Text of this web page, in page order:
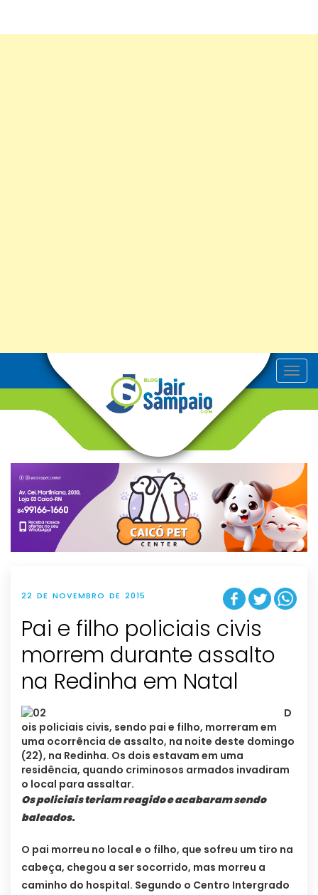
T
o
v
g
t
i
o
n
22 DE NOVEMBRO DE 2015
Pai e filho policiais civis
morrem durante assalto
na Redinha em Natal
D
ois policiais civis, sendo pai e filho, morreram em
uma ocorrência de assalto, na noite deste domingo
(22), na Redinha. Os dois estavam em uma
residência, quando criminosos armados invadiram
o local para assaltar.
Os policiais teriam reagido e acabaram sendo
baleados.
O pai morreu no local e o filho, que sofreu um tiro na
cabeça, chegou a ser socorrido, mas morreu a
caminho do hospital. Segundo o Centro Intergrado